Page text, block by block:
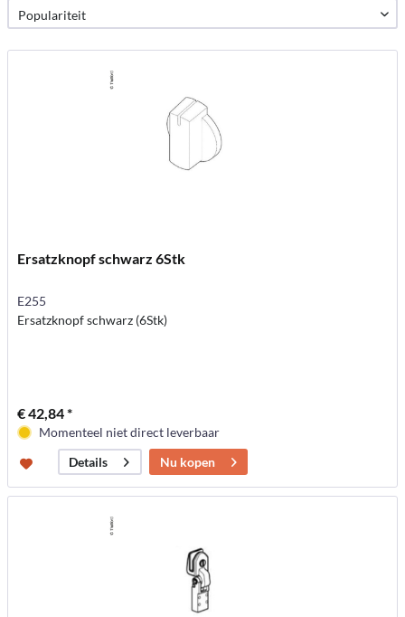
Ersatzknopf schwarz 6Stk
E255
Ersatzknopf schwarz (6Stk)
€ 42,84 *
Momenteel niet direct leverbaar
Details
Nu kopen